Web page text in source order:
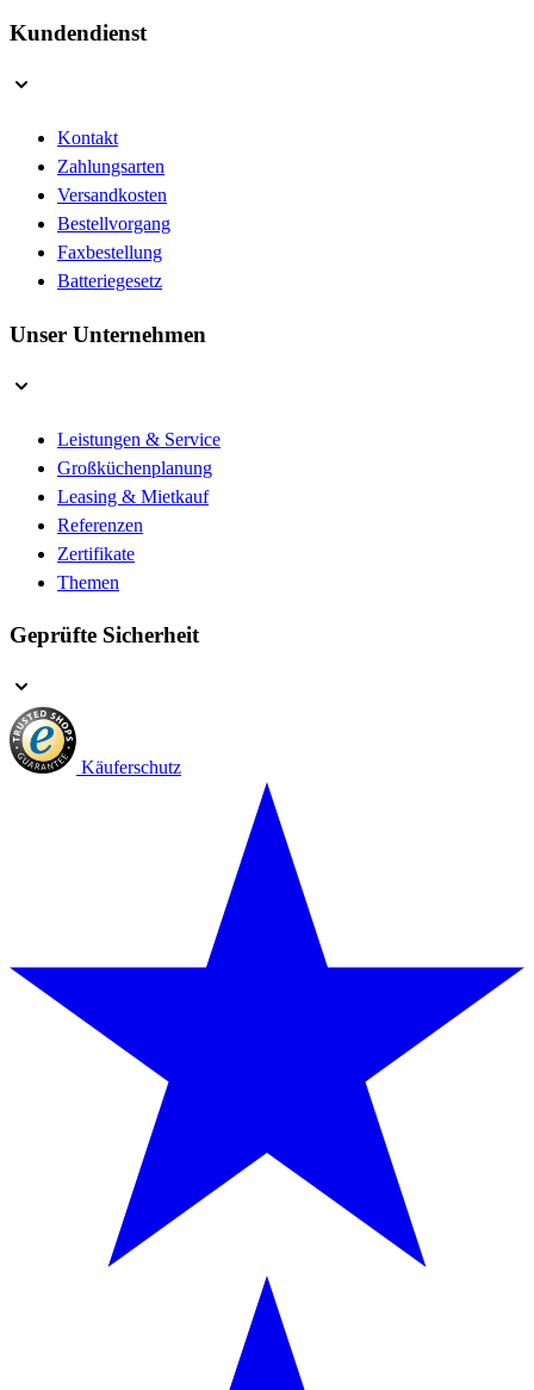
Kundendienst
Kontakt
Zahlungsarten
Versandkosten
Bestellvorgang
Faxbestellung
Batteriegesetz
Unser Unternehmen
Leistungen & Service
Großküchenplanung
Leasing & Mietkauf
Referenzen
Zertifikate
Themen
Geprüfte Sicherheit
Käuferschutz